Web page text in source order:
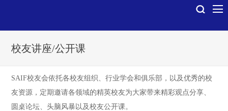
校友讲座/公开课
SAIF校友会依托各校友组织、行业学会和俱乐部，以及优秀的校
友资源，定期邀请各领域的精英校友为大家带来精彩观点分享、
圆桌论坛、头脑风暴以及校友公开课。